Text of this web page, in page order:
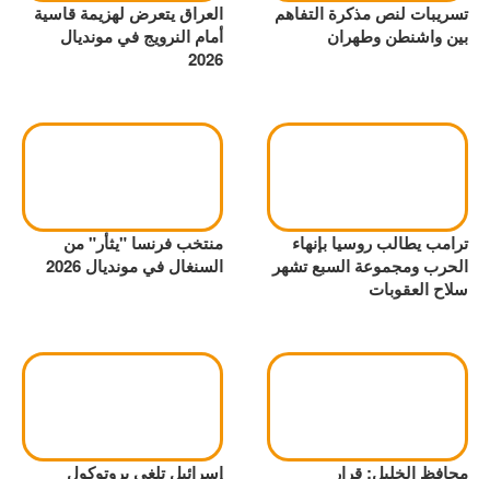
تسريبات لنص مذكرة التفاهم
بين واشنطن وطهران
العراق يتعرض لهزيمة قاسية
أمام النرويج في مونديال
2026
ترامب يطالب روسيا بإنهاء
الحرب ومجموعة السبع تشهر
سلاح العقوبات
منتخب فرنسا "يثأر" من
السنغال في مونديال 2026
محافظ الخليل: قرار إسرائيل تلغي بروتوكول